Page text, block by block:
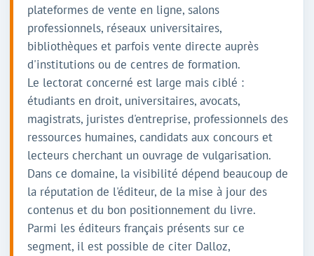
plateformes de vente en ligne, salons
professionnels, réseaux universitaires,
bibliothèques et parfois vente directe auprès
d'institutions ou de centres de formation.
Le lectorat concerné est large mais ciblé :
étudiants en droit, universitaires, avocats,
magistrats, juristes d'entreprise, professionnels des
ressources humaines, candidats aux concours et
lecteurs cherchant un ouvrage de vulgarisation.
Dans ce domaine, la visibilité dépend beaucoup de
la réputation de l'éditeur, de la mise à jour des
contenus et du bon positionnement du livre.
Parmi les éditeurs français présents sur ce
segment, il est possible de citer Dalloz,